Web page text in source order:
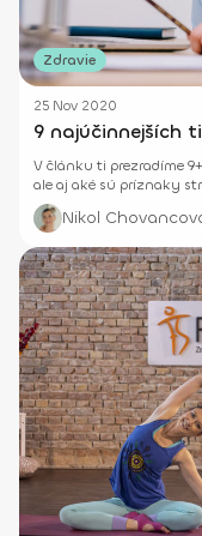
Zdravie
25 Nov 2020
9 najúčinnejších
V článku ti prezradíme
ale aj aké sú príznaky
Nikol